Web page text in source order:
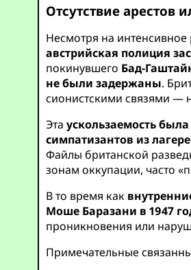
Отсутствие арестов
Несмотря на интенсивное
австрийская полиция
покинувшего Бад-
не были задержаны.
сионистскими связями —
Этаускользаемость
симпатизантов из
Файлы британской
зонам оккупации, часто
В то время как
Моше Баразани в 1947
проникновения или
Примечательные